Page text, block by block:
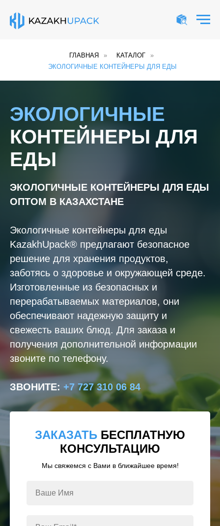
ГЛАВНАЯ » КАТАЛОГ
»
ЭКОЛОГИЧНЫЕ КОНТЕЙНЕРЫ ДЛЯ ЕДЫ
ЭКОЛОГИЧНЫЕ
КОНТЕЙНЕРЫ ДЛЯ
ЕДЫ
ЭКОЛОГИЧНЫЕ КОНТЕЙНЕРЫ ДЛЯ ЕДЫ
ОПТОМ В КАЗАХСТАНЕ
Экологичные контейнеры для еды
KazakhUpack® предлагают безопасное
решение для хранения продуктов,
заботясь о здоровье и окружающей среде.
Изготовленные из безопасных и
перерабатываемых материалов, они
обеспечивают надежную защиту и
свежесть ваших блюд. Для заказа и
получения дополнительной информации
звоните по телефону.
ЗВОНИТЕ: +7 727 310 06 84
ЗАКАЗАТЬ БЕСПЛАТНУЮ
КОНСУЛЬТАЦИЮ
Мы свяжемся с Вами в ближайшее время!